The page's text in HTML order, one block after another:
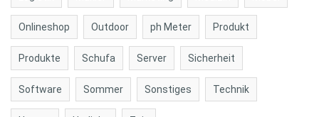
Onlineshop Outdoor ph Meter Produkt
Produkte Schufa Server Sicherheit
Software Sommer Sonstiges Technik